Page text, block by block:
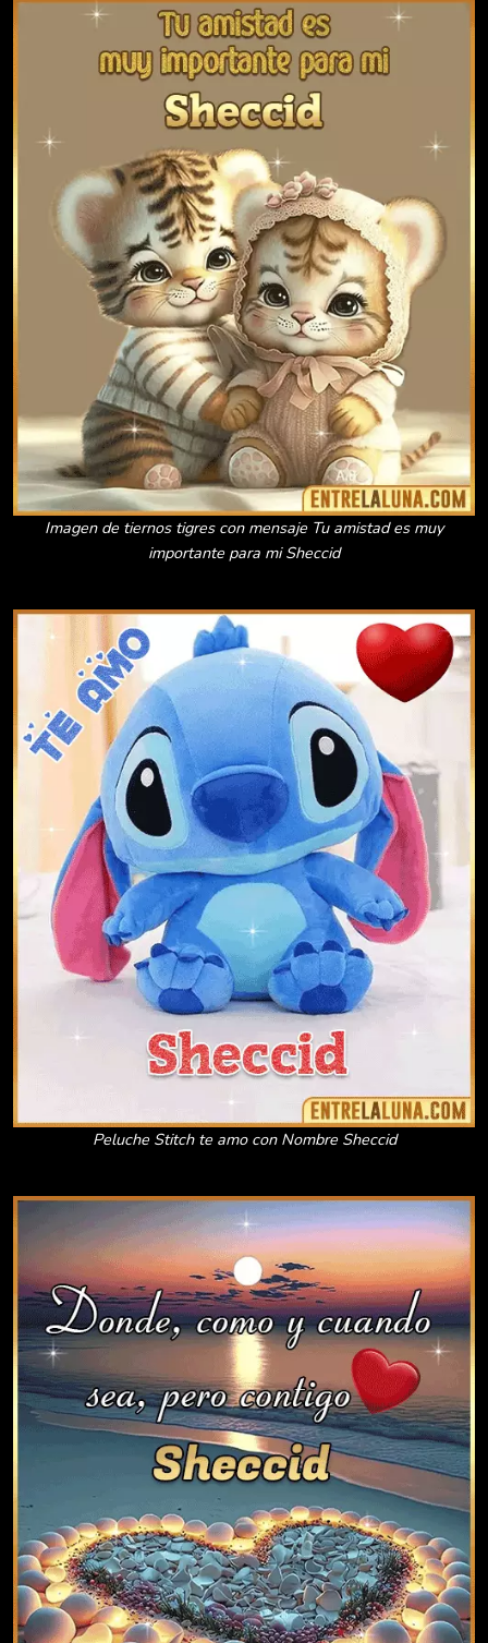
Imagen de tiernos tigres con mensaje Tu amistad es muy
importante para mi Sheccid
Peluche Stitch te amo con Nombre Sheccid